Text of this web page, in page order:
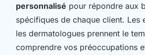
personnalisé pour répondre aux
spécifiques de chaque client. Les
les dermatologues prennent le
comprendre vos préoccupations